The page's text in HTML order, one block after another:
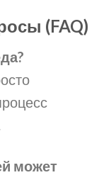
(FAQ)
может